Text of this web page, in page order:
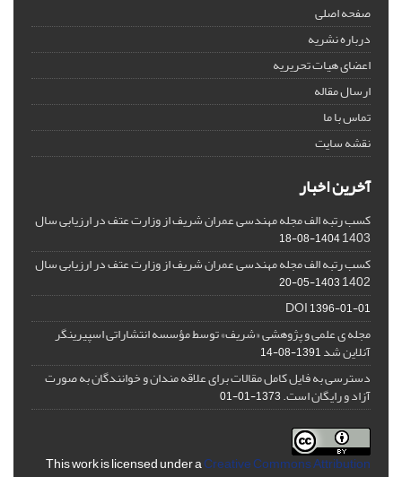
صفحه اصلی
درباره نشریه
اعضای هیات تحریریه
ارسال مقاله
تماس با ما
نقشه سایت
آخرین اخبار
کسب رتبه الف مجله مهندسی عمران شریف از وزارت عتف در ارزیابی سال
1403
1404-08-18
کسب رتبه الف مجله مهندسی عمران شریف از وزارت عتف در ارزیابی سال
1402
1403-05-20
DOI1396-01-01
مجله ی علمی و پژوهشی «شریف» توسط مؤسسه انتشاراتی اسپیرینگر
آنلاین شد1391-08-14
دسترسی به فایل کامل مقالات برای علاقه مندان و خوانندگان به صورت
آزاد و رایگان است.1373-01-01
This work is licensed under aCreative Commons Attribution